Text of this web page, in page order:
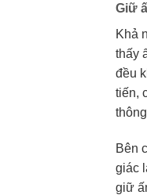
Giữ
Khả
thấy
đều
tiến,
Bên
giác
giữ